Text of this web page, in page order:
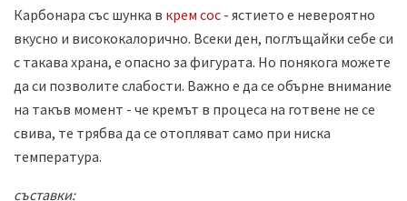
Карбонара със шунка в крем сос - ястието е невероятно
вкусно и висококалорично. Всеки ден, поглъщайки себе си
с такава храна, е опасно за фигурата. Но понякога можете
да си позволите слабости. Важно е да се обърне внимание
на такъв момент - че кремът в процеса на готвене не се
свива, те трябва да се отопляват само при ниска
температура.
съставки: